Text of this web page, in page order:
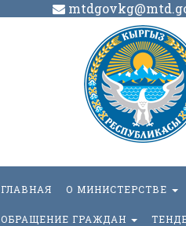
ГЛАВНАЯ О МИНИСТЕРСТВЕ
ОБРАЩЕНИЕ ГРАЖДАН